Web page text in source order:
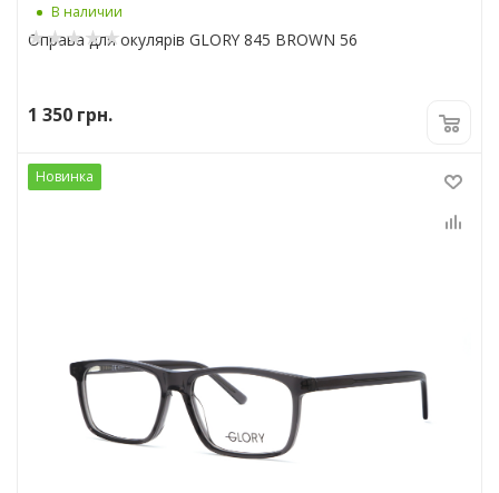
В наличии
Оправа для окулярів GLORY 845 BROWN 56
1 350 грн.
Новинка